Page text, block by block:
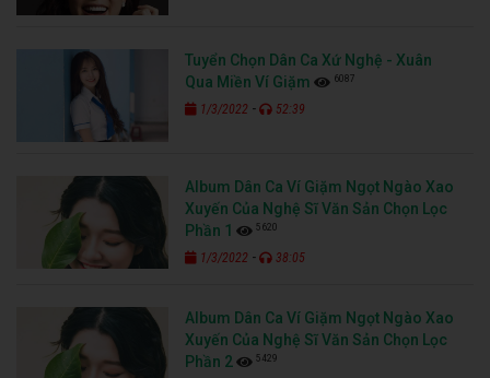
Tuyển Chọn Dân Ca Xứ Nghệ - Xuân
Qua Miền Ví Giặm
6087
1/3/2022 - 52:39
Album Dân Ca Ví Giặm Ngọt Ngào Xao
Xuyến Của Nghệ Sĩ Văn Sản Chọn Lọc
Phần 1
5620
1/3/2022 - 38:05
Album Dân Ca Ví Giặm Ngọt Ngào Xao
Xuyến Của Nghệ Sĩ Văn Sản Chọn Lọc
Phần 2
5429